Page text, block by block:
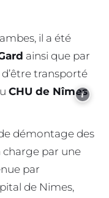
il a été
ainsi que par
d’être transporté
CHU de Nîmes
i
démontage des
charge par une
par
de Nimes,